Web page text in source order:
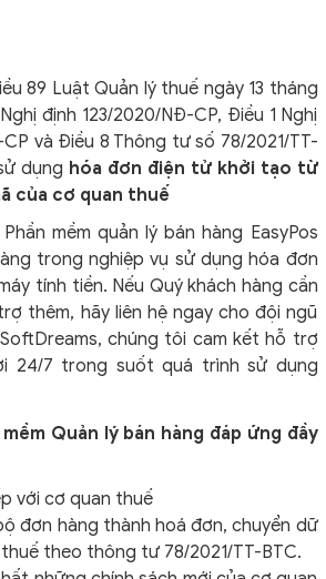
89 Luật Quản lý thuế ngày 13 tháng
định 123/2020/NĐ-CP, Điều 1 Nghị
và Điều 8 Thông tư số 78/2021/TT-
dụng hóa đơn điện tử khởi tạo từ
của cơ quan thuế
mềm quản lý bán hàng EasyPos
trong nghiệp vụ sử dụnghóa đơn
tính tiền. Nếu Quý khách hàng cần
thêm, hãy liên hệ ngay cho đội ngũ
SoftDreams, chúng tôi cam kết hỗ trợ
24/7 trong suốt quá trình sử dụng
mềm Quản lý bán hàng đáp ứng đầy
với cơ quan thuế
đơn hàng thành hoá đơn, chuyển dữ
thuế theo thông tư 78/2021/TT-BTC.